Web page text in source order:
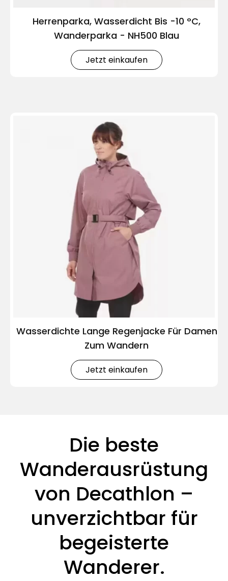
Herrenparka, Wasserdicht Bis -10 °C,
Wanderparka - NH500 Blau
Jetzt einkaufen
Wasserdichte Lange Regenjacke Für Damen
Zum Wandern
Jetzt einkaufen
Die beste
Wanderausrüstung
von Decathlon –
unverzichtbar für
begeisterte
Wanderer.